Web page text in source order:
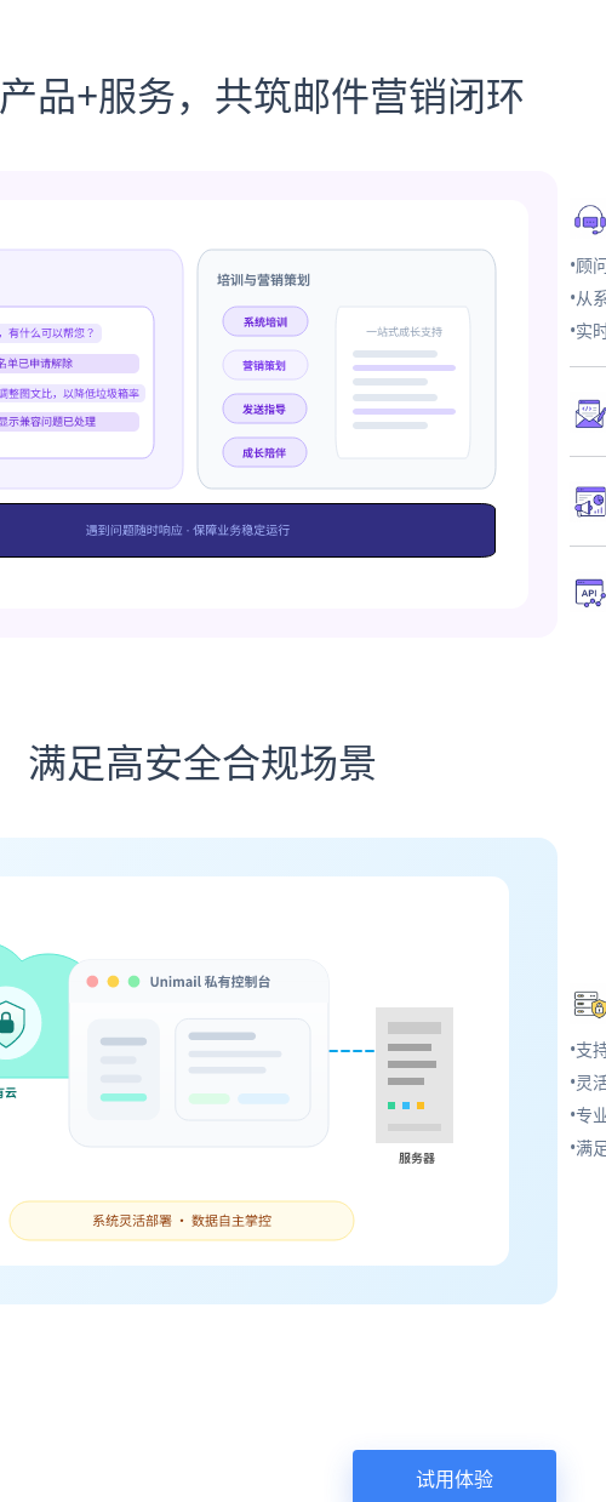
产品+服务，共筑邮件营销闭环
•顾
•从
•实
满足高安全合规场景
•支
•灵
•专
•满
试用体验